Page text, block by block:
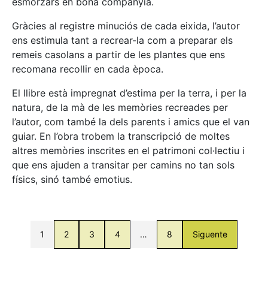
Gràcies al registre minuciós de cada eixida, l’autor
ens estimula tant a recrear-la com a preparar els
remeis casolans a partir de les plantes que ens
recomana recollir en cada època.
El llibre està impregnat d’estima per la terra, i per la
natura, de la mà de les memòries recreades per
l’autor, com també la dels parents i amics que el van
guiar. En l’obra trobem la transcripció de moltes
altres memòries inscrites en el patrimoni col·lectiu i
que ens ajuden a transitar per camins no tan sols
físics, sinó també emotius.
1 2 3 4 … 8 Siguente